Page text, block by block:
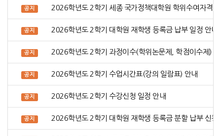
공지 2026학년도 2학기 세종 국가정책대학원 학위수여자격시
공지 2026학년도 2학기 대학원 재학생 등록금 납부 일정 안내
공지 2026학년도 2학기 과정이수(학위논문제, 학점이수제) 신
공지 2026학년도 2학기 수업시간표(강의 일람표) 안내
공지 2026학년도 2학기 수강신청 일정 안내
공지 2026학년도 2학기 대학원 재학생 등록금 분할 납부 신청